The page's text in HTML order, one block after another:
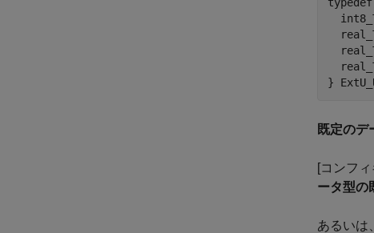
既定のデ
[コンフ
ータ型の
あるいは